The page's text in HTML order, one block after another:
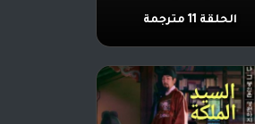
الحلقة 11 مترجمة